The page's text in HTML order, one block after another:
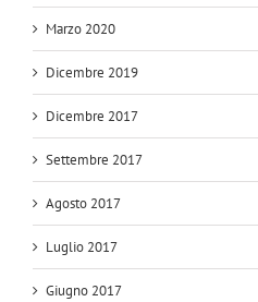
Marzo 2020
Dicembre 2019
Dicembre 2017
Settembre 2017
Agosto 2017
Luglio 2017
Giugno 2017